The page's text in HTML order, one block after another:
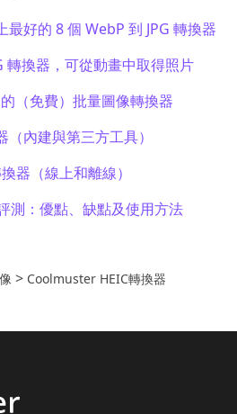
好的 8 個 WebP 到 JPG 轉換器
轉換器，可從動畫中取得照片
（免費）批量圖像轉換器
（內建與第三方工具）
器（線上和離線）
測：優點、缺點及使用方法
> Coolmuster HEIC轉換器